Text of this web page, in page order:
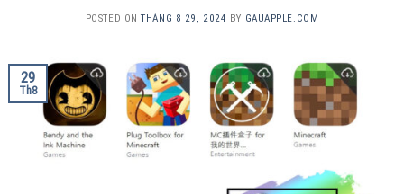
POSTED ONTHÁNG 8 29, 2024 BY GAUAPPLE.COM
29
Th8